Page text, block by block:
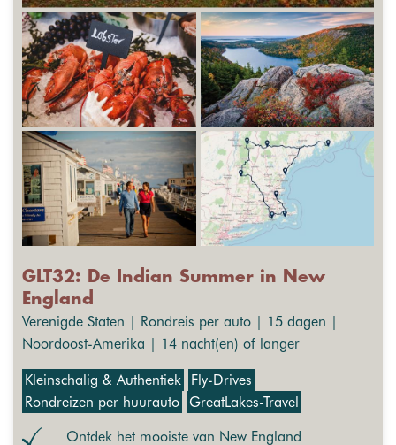
GLT32: De Indian Summer in New
England
Verenigde Staten | Rondreis per auto | 15 dagen |
Noordoost-Amerika | 14 nacht(en) of langer
Kleinschalig & Authentiek
Fly-Drives
Rondreizen per huurauto GreatLakes-Travel
Ontdek het mooiste van New England